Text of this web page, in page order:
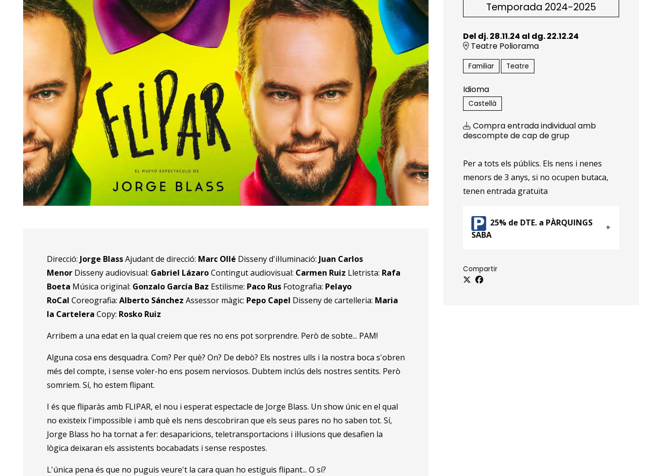
Temporada 2024-2025
Del dj. 28.11.24 al dg. 22.12.24
Teatre Poliorama
Familiar Teatre
Idioma
Castellà
Compra entrada individual amb
descompte de cap de grup
Per a tots els públics. Els nens i nenes
menors de 3 anys, si no ocupen butaca,
tenen entrada gratuïta
25% de DTE. a PÀRQUINGS
SABA
Compartir
Direcció: Jorge BlassAjudant de direcció: Marc Ollé Disseny d'il·luminació: Juan Carlos
Menor Disseny audiovisual: Gabriel LázaroContingut audiovisual: Carmen Ruiz Lletrista: Rafa
Boeta Música original: Gonzalo García Baz Estilisme: Paco Rus Fotografia: Pelayo
RoCalCoreografia:Alberto SánchezAssessor màgic: Pepo Capel Disseny de cartelleria: Maria
la CarteleraCopy: Rosko Ruiz
Arribem a una edat en la qual creiem que res no ens pot sorprendre. Però de sobte... PAM!
Alguna cosa ens desquadra. Com? Per què? On? De debò? Els nostres ulls i la nostra boca s'obren
més del compte, i sense voler-ho ens posem nerviosos. Dubtem inclús dels nostres sentits. Però
somriem. Sí, ho estem flipant.
I és que fliparàs amb FLIPAR, el nou i esperat espectacle de Jorge Blass. Un show únic en el qual
no existeix l'impossible i amb què els nens descobriran que els seus pares no ho saben tot. Sí,
Jorge Blass ho ha tornat a fer: desaparicions, teletransportacions i il·lusions que desafien la
lògica deixaran els assistents bocabadats i sense respostes.
L'única pena és que no puguis veure't la cara quan ho estiguis flipant... O sí?